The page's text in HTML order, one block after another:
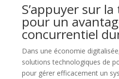
S’appuyer sur
pour un
concurrentiel
Dans une économie
solutions technologiques de
pour gérer efficacement un